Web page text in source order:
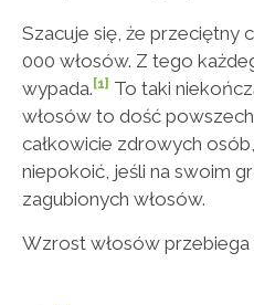
Szacuje się, że przeciętny
000 włosów. Z tego
wypada. [1] To taki
włosów to dość
całkowicie zdrowych
niepokoić, jeśli na swoim
zagubionych włosów.
Wzrost włosów przebiega